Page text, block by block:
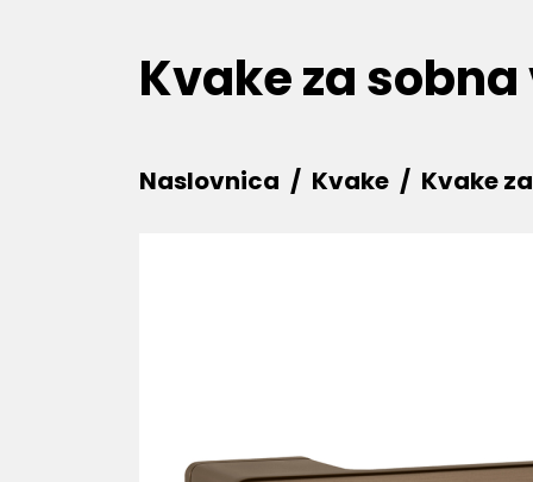
Kvake za
Naslovnica Kvake Kvake